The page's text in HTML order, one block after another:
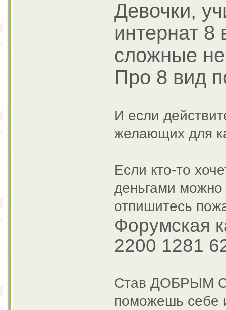
Девочки,
интернат 8
сложные
Про 8 вид
И если
желающих для
Если кто-то
деньгами можно
отпишитесь
Форумская
2200 1281
Став
поможешь себе